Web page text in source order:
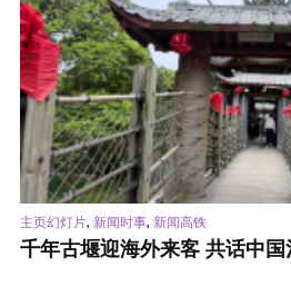
主页幻灯片, 新闻时事, 新闻高铁
千年古堰迎海外来客 共话中